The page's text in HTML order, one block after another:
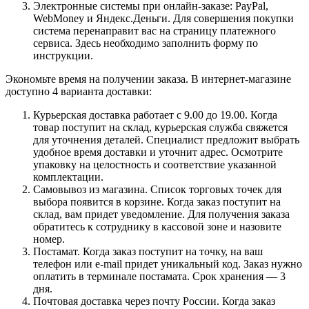
Электронные системы при онлайн-заказе: PayPal,
WebMoney и Яндекс.Деньги. Для совершения покупки
система перенаправит вас на страницу платежного
сервиса. Здесь необходимо заполнить форму по
инструкции.
Экономьте время на получении заказа. В интернет-магазине
доступно 4 варианта доставки:
Курьерская доставка работает с 9.00 до 19.00. Когда
товар поступит на склад, курьерская служба свяжется
для уточнения деталей. Специалист предложит выбрать
удобное время доставки и уточнит адрес. Осмотрите
упаковку на целостность и соответствие указанной
комплектации.
Самовывоз из магазина. Список торговых точек для
выбора появится в корзине. Когда заказ поступит на
склад, вам придет уведомление. Для получения заказа
обратитесь к сотруднику в кассовой зоне и назовите
номер.
Постамат. Когда заказ поступит на точку, на ваш
телефон или e-mail придет уникальный код. Заказ нужно
оплатить в терминале постамата. Срок хранения — 3
дня.
Почтовая доставка через почту России. Когда заказ